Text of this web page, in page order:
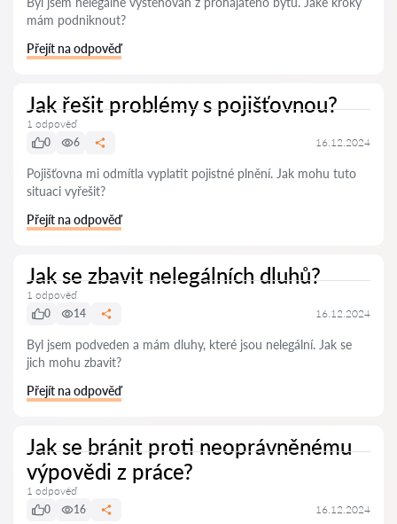
mám podniknout?
Přejít na odpověď
Jak řešit problémy s pojišťovnou?
1 odpověď
0
6 16.12.2024
Pojišťovna mi odmítla vyplatit pojistné plnění. Jak mohu tuto
situaci vyřešit?
Přejít na odpověď
Jak se zbavit nelegálních dluhů?
1 odpověď
0
14 16.12.2024
Byl jsem podveden a mám dluhy, které jsou nelegální. Jak se
jich mohu zbavit?
Přejít na odpověď
Jak se bránit proti neoprávněnému
výpovědi z práce?
1 odpověď
0
16 16.12.2024